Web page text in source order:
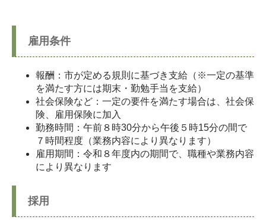
雇用条件
報酬：市が定める規則に基づき支給（※一定の基準
を満たす方には期末・勤勉手当を支給）
社会保険など：一定の要件を満たす場合は、社会保
険、雇用保険に加入
勤務時間：午前８時30分から午後５時15分の間で
７時間程度（業務内容により異なります）
雇用期間：令和８年度内の期間で、職種や業務内容
により異なります
採用